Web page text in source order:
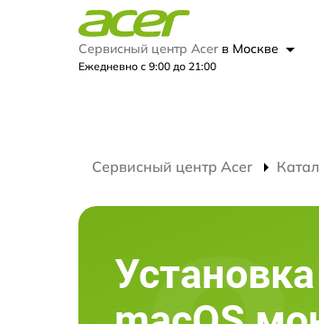
Сервисный центр Acer в Москве
Ежедневно с 9:00 до 21:00
Сервисный центр Acer